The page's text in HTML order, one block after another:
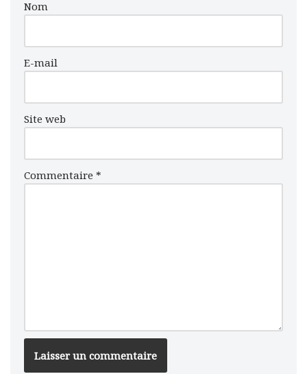
Nom
E-mail
Site web
Commentaire *